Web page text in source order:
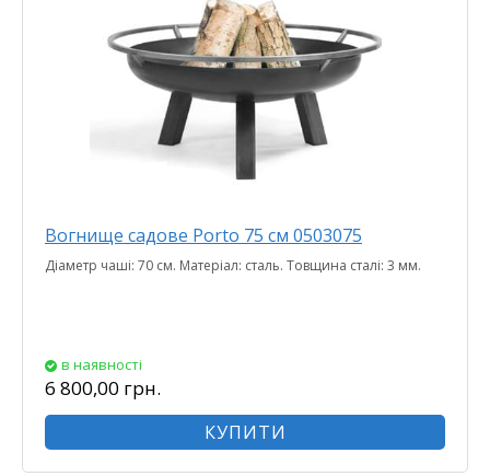
Вогнище садове Porto 75 см 0503075
Діаметр чаші: 70 см. Матеріал: сталь. Товщина сталі: 3 мм.
в наявності
6 800,00 грн.
КУПИТИ